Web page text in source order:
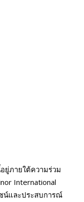
ยู่ภายใต้ความร่วม
International
น์และประสบการณ์